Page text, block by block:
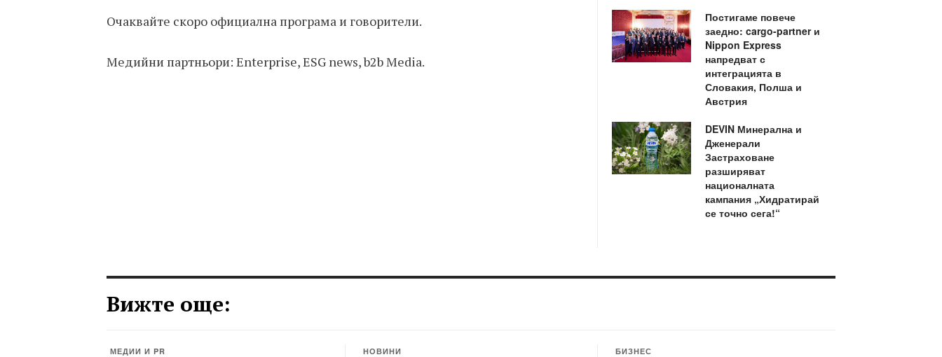
Очаквайте скоро официална програма и говорители.
Медийни партньори: Enterprise, ESG news, b2b Media.
Постигаме повече
заедно: cargo-partner и
Nippon Express
напредват с
интеграцията в
Словакия, Полша и
Австрия
DEVIN Минерална и
Дженерали
Застраховане
разширяват
националната
кампания „Хидратирай
се точно сега!“
Вижте още:
МЕДИИ И PR НОВИНИ БИЗНЕС